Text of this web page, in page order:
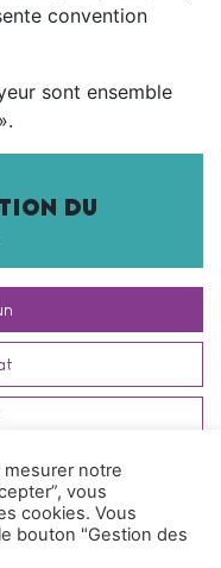
convention
sont ensemble
DU
notre
vous
cookies. Vous
bouton "Gestion des